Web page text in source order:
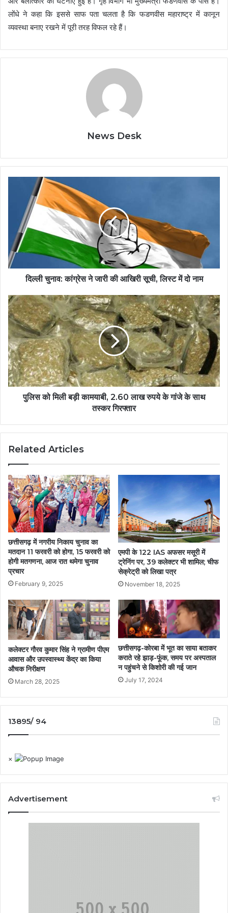
लोंधे ने कहा कि इससे साफ पता चलता है कि फडणवीस महाराष्ट्र में कानून
व्यवस्था बनाए रखने में पूरी तरह विफल रहे हैं।
News Desk
दिल्ली चुनाव: कांग्रेस ने जारी की आखिरी सूची, लिस्ट में दो नाम
पुलिस को मिली बड़ी कामयाबी, 2.60 लाख रुपये के गांजे के साथ
तस्कर गिरफ्तार
Related Articles
छत्तीसगढ़ में नगरीय निकाय चुनाव का
मतदान 11 फरवरी को होगा, 15 फरवरी को
होगी मतगणना, आज रात थमेगा चुनाव
प्रचार
February 9, 2025
एमपी के 122 IAS अफसर मसूरी में
ट्रेनिंग पर, 39 कलेक्टर भी शामिल; चीफ
सेक्रेट्री को लिखा पत्र
November 18, 2025
कलेक्टर गौरव कुमार सिंह ने ग्रामीण पीएम
आवास और उपस्वास्थ्य केंद्र का किया
औचक निरीक्षण
March 28, 2025
छत्तीसगढ़-कोरबा में भूत का साया बताकर
कराते रहे झाड़-फूंक, समय पर अस्पताल
न पहुंचने से किशोरी की गई जान
July 17, 2024
13895/ 94
×
Advertisement